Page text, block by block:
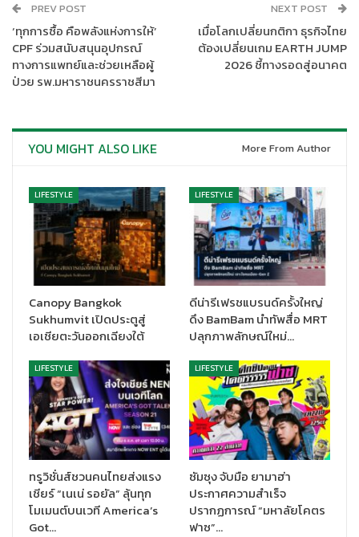
Maserati) ได้ขับรถแข่งรุ่นระดับตำนานอย่าง Tipo 26 คว้าอันดับ
หนึ่งในรุ่น และอันดับที่ 8 ในคะแนนรวม (Overall) นับเป็นจุดเริ่มต้นที่
กำหนดตัวตนของแบรนด์ในเวลาต่อมา สัญลักษณ์ตรีศูลเปิดตัวใน
การแข่งครั้งนั้น สะท้อนถึงความทะเยอทะยาน และมรดกตกทอดของ
คำจำกัดความของโอกาสพิเศษนี้ คือ ‘100 YEARS OF THE
TRIDENT’ โดยมีการทำตัวหนาที่ตัวอักษร RIDE คำกริยาในภาษา
อังกฤษ ชวนให้นึกถึงประสบการณ์ขับที่หรูหรา ทว่าคงความเป็น
สปอร์ต ซึ่งเป็นเอกลักษณ์ของ มาเซราติ ทุกรุ่น
เพื่อเฉลิมฉลองครบรอบ 100 ปี ทุกกิจกรรมของ มาเซราติ ทั่วโลกในปี
นี้ อาทิ การแข่งกีฬา งานประกวดรถยนต์คลาสสิก (concours
d’elegance) เปิดตัวผลิตภัณฑ์ ตลอดจนกิจกรรมทางวัฒนธรรม
ต่างๆ จะเป็นเสมือนการแถลงการณ์แห่งอัตลักษณ์และความภาคภูมิใจ
PREV POST
‘ทุกการซื้อ คือพลังแห่งการให้’
CPF ร่วมสนับสนุนอุปกรณ์
ทางการแพทย์และช่วยเหลือผู้
ป่วย รพ.มหาราชนครราชสีมา
NEXT POST
เมื่อโลกเปลี่ยนกติกา ธุรกิจไทย
ต้องเปลี่ยนเกม EARTH JUMP
2026 ชี้ทางรอดสู่อนาคต
YOU MIGHT ALSO LIKE More From Author
LIFESTYLE
Canopy Bangkok
Sukhumvit เปิดประตูสู่
เอเชียตะวันออกเฉียงใต้
LIFESTYLE
ดีน่ารีเฟรชแบรนด์ครั้งใหญ่
ดึง BamBam นำทัพสื่อ MRT
ปลุกภาพลักษณ์ใหม่…
LIFESTYLE
ทรูวิชั่นส์ชวนคนไทยส่งแรง
เชียร์ “เนเน่ รอยัล” ลุ้นทุก
โมเมนต์บนเวที America’s
Got…
LIFESTYLE
ซัมซุง จับมือ ยามาฮ่า
ประกาศความสำเร็จ
ปรากฏการณ์ “มหาลัยโคตร
ฟาซ”…